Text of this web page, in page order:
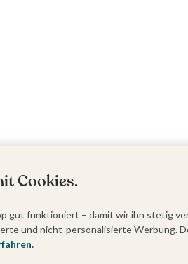
Cookies.
gut funktioniert – damit wir ihn stetig
und nicht-personalisierte Werbung.